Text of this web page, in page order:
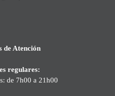
de Atención
regulares:
de 7h00 a 21h00